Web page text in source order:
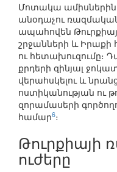
Մոտակա ամիսներին
անօդաչու
ապահովեն
շրջանների և Իրաքի
ու հետախուզումը։
քրդերի զինյալ
վերահսկելու և
ոստիկանության ու
զորամասերի
համար6։
Թուրքիայի
ուժերը